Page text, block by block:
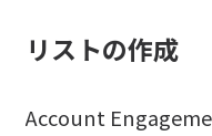
リストの作成
Account